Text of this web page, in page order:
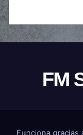
FM
Funciona gracias